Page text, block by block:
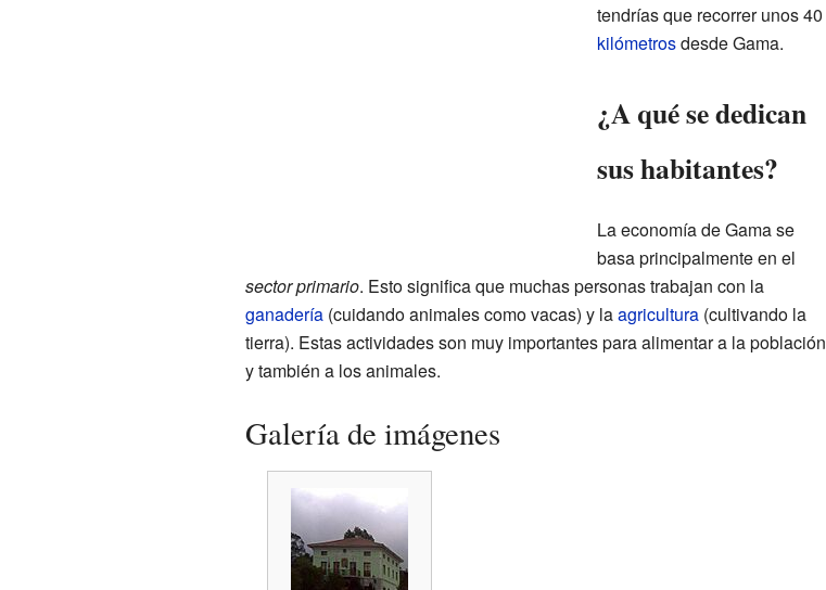
tendrías que recorrer unos 40
kilómetrosdesde Gama.
¿A qué se dedican
sus habitantes?
La economía de Gama se
basa principalmente en el
sector primario. Esto significa que muchas personas trabajan con la
ganadería(cuidando animales como vacas) y laagricultura(cultivando la
tierra). Estas actividades son muy importantes para alimentar a la población
y también a los animales.
Galería de imágenes